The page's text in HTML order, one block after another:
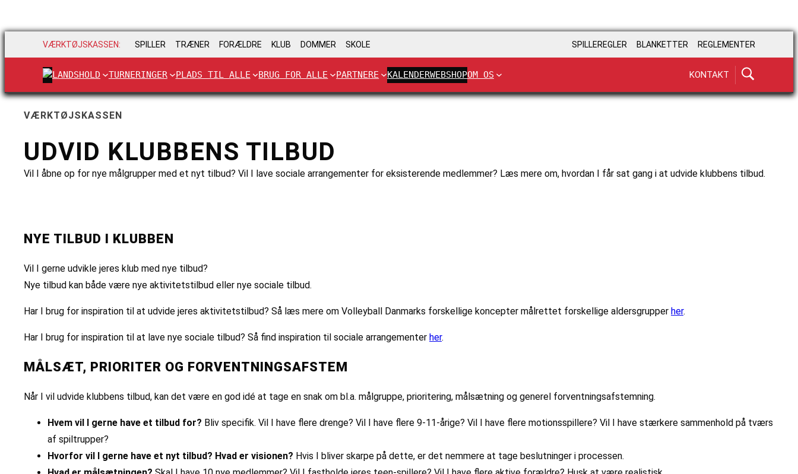
VÆRKTØJSKASSEN: SPILLER TRÆNER FORÆLDRE KLUB DOMMER SKOLE SPILLEREGLER BLANKETTER REGLEMENTER
LANDSHOLD TURNERINGER PLADS TIL ALLE BRUG FOR ALLE PARTNERE KALENDERWEBSHOPOM OS KONTAKT
VÆRKTØJSKASSEN
UDVID KLUBBENS TILBUD
Vil I åbne op for nye målgrupper med et nyt tilbud? Vil I lave sociale arrangementer for eksisterende medlemmer? Læs mere om, hvordan I får sat gang i at udvide klubbens tilbud.
NYE TILBUD I KLUBBEN
Vil I gerne udvikle jeres klub med nye tilbud?
Nye tilbud kan både være nye aktivitetstilbud eller nye sociale tilbud.
Har I brug for inspiration til at udvide jeres aktivitetstilbud? Så læs mere om Volleyball Danmarks forskellige koncepter målrettet forskellige aldersgrupper her.
Har I brug for inspiration til at lave nye sociale tilbud? Så find inspiration til sociale arrangementer her.
MÅLSÆT, PRIORITER OG FORVENTNINGSAFSTEM
Når I vil udvide klubbens tilbud, kan det være en god idé at tage en snak om bl.a. målgruppe, prioritering, målsætning og generel forventningsafstemning.
Hvem vil I gerne have et tilbud for? Bliv specifik. Vil I have flere drenge? Vil I have flere 9-11-årige? Vil I have flere motionsspillere? Vil I have stærkere sammenhold på tværs
af spiltrupper?
Hvorfor vil I gerne have et nyt tilbud? Hvad er visionen? Hvis I bliver skarpe på dette, er det nemmere at tage beslutninger i processen.